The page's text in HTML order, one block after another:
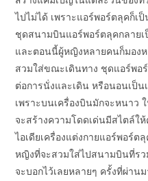
ไปไม่ได้ เพราะแอร์พอร์ตลุคก็
ชุดสนามบินแอร์พอร์ตลุคกลาย
และตอนนี้ผู้หญิงหลายคนก็มอง
สวมใส่ขณะเดินทาง ชุดแอร์พอ
ต่อการนั่งและเดิน หรือนอนเป็
เพราะบนเครื่องบินมักจะหนาว
จะสร้างความโดดเด่นมีสไตล์ใ
ไอเดียเครื่องแต่งกายแอร์พอร์
หญิงที่จะสวมใส่ไปสนามบินที่ร
จะบอกไว้เลยหลายๆ ครั้งที่ผ่าน